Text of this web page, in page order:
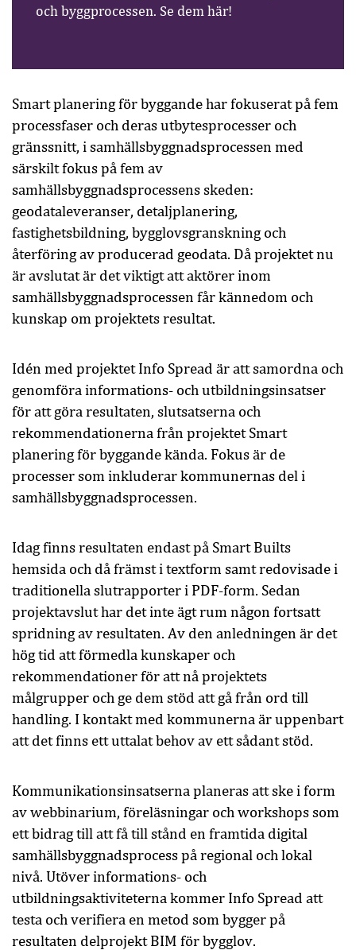
och byggprocessen. Se dem här!
Smart planering för byggande har fokuserat på fem
processfaser och deras utbytesprocesser och
gränssnitt, i samhällsbyggnadsprocessen med
särskilt fokus på fem av
samhällsbyggnadsprocessens skeden:
geodataleveranser, detaljplanering,
fastighetsbildning, bygglovsgranskning och
återföring av producerad geodata. Då projektet nu
är avslutat är det viktigt att aktörer inom
samhällsbyggnadsprocessen får kännedom och
kunskap om projektets resultat.
Idén med projektet Info Spread är att samordna och
genomföra informations- och utbildningsinsatser
för att göra resultaten, slutsatserna och
rekommendationerna från projektet Smart
planering för byggande kända. Fokus är de
processer som inkluderar kommunernas del i
samhällsbyggnadsprocessen.
Idag finns resultaten endast på Smart Builts
hemsida och då främst i textform samt redovisade i
traditionella slutrapporter i PDF-form. Sedan
projektavslut har det inte ägt rum någon fortsatt
spridning av resultaten. Av den anledningen är det
hög tid att förmedla kunskaper och
rekommendationer för att nå projektets
målgrupper och ge dem stöd att gå från ord till
handling. I kontakt med kommunerna är uppenbart
att det finns ett uttalat behov av ett sådant stöd.
Kommunikationsinsatserna planeras att ske i form
av webbinarium, föreläsningar och workshops som
ett bidrag till att få till stånd en framtida digital
samhällsbyggnadsprocess på regional och lokal
nivå. Utöver informations- och
utbildningsaktiviteterna kommer Info Spread att
testa och verifiera en metod som bygger på
resultaten delprojekt BIM för bygglov.